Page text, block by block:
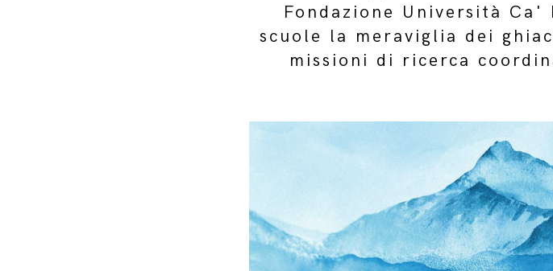
Fondazione Università
scuole la meraviglia dei
missioni di ricerca